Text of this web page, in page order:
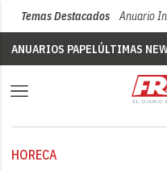
Temas Destacados Anuario
ANUARIOS PAPELÚLTIMAS
HORECA